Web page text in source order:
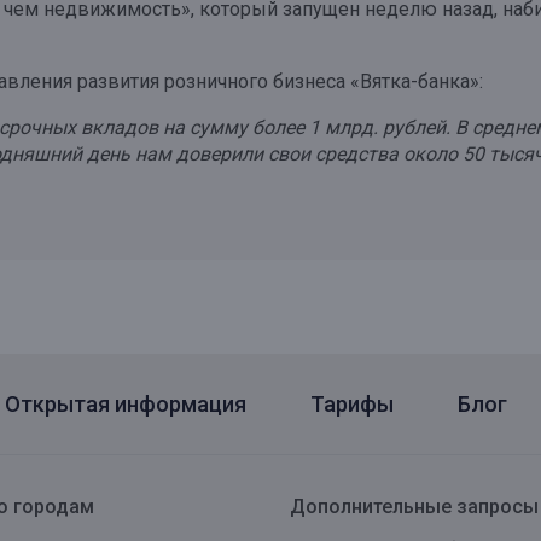
недвижимость», который запущен неделю назад,
развития розничного бизнеса «Вятка-банка»:
вкладов на сумму более 1 млрд. рублей. В
день нам доверили свои средства около 50
Открытая информация Тарифы Блог
городам Дополнительные запросы